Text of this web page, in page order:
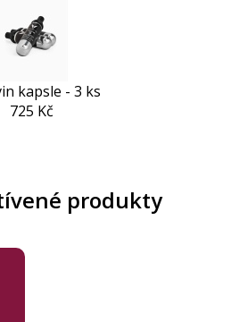
kapsle - 3 ks
725 Kč
produkty